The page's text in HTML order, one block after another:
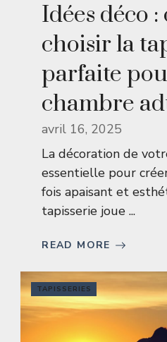
Idées déco
choisir la
parfaite
chambre
avril 16, 2025
La décoration de
essentielle pour
fois apaisant et
tapisserie joue ...
READ MORE
TAPISSERIES